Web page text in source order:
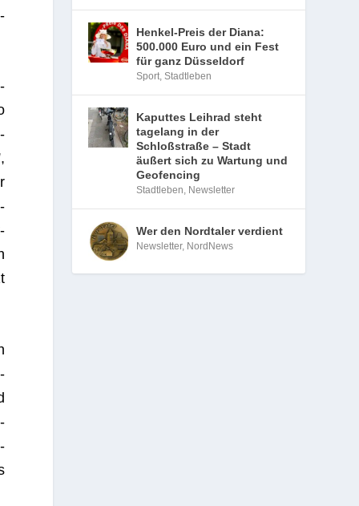
Henkel-Preis der Diana:
500.000 Euro und ein Fest
für ganz Düsseldorf
Sport,Stadtleben
Kaputtes Leihrad steht
tagelang in der
Schloßstraße – Stadt
äußert sich zu Wartung und
Geofencing
Stadtleben, Newsletter
Wer den Nordtaler verdient
Newsletter, NordNews